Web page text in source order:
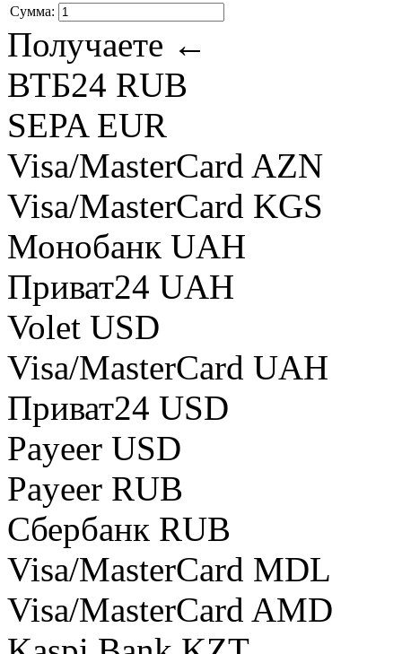
Сумма:
Получаете ←
ВТБ24 RUB
SEPA EUR
Visa/MasterCard AZN
Visa/MasterCard KGS
Монобанк UAH
Приват24 UAH
Volet USD
Visa/MasterCard UAH
Приват24 USD
Payeer USD
Payeer RUB
Сбербанк RUB
Visa/MasterCard MDL
Visa/MasterCard AMD